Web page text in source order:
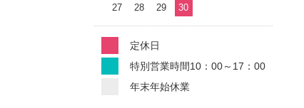
27 28 29 30
定休日
特別営業時間10：00～17：00
年末年始休業